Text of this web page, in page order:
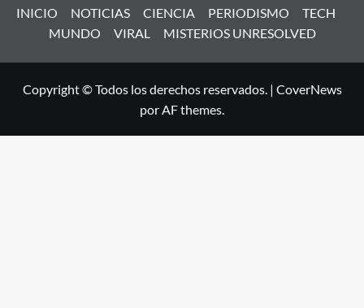
INICIO NOTICIAS CIENCIA PERIODISMO
TECH
MUNDO
VIRAL MISTERIOS UNRESOLVED
Copyright © Todos los derechos reservados. | CoverNews
por AF themes.